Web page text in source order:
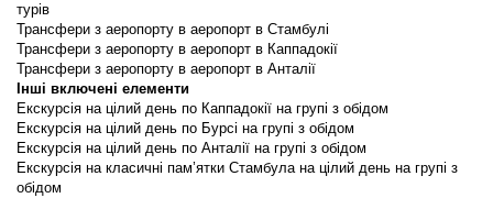
турів
Трансфери з аеропорту в аеропорт в Стамбулі
Трансфери з аеропорту в аеропорт в Каппадокії
Трансфери з аеропорту в аеропорт в Анталії
Інші включені елементи
Екскурсія на цілий день по Каппадокії на групі з обідом
Екскурсія на цілий день по Бурсі на групі з обідом
Екскурсія на цілий день по Анталії на групі з обідом
Екскурсія на класичні пам’ятки Стамбула на цілий день на групі з
обідом